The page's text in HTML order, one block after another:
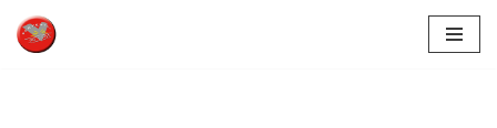
Pular